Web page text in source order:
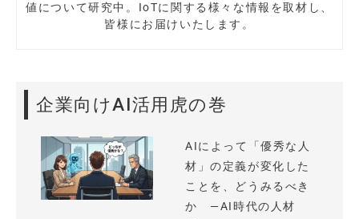
値について研究中。IoTに関する様々な情報を取材し、
皆様にお届けいたします。
企業向けAI活用虎の巻
AIによって「優秀な人
材」の定義が変化した
ことを、どうみるべき
か —AI時代の人材